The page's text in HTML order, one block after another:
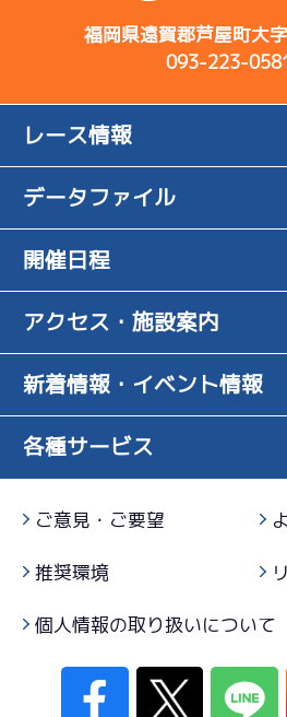
福岡県遠賀郡芦屋町大
093-223-
レース情報
データファイル
開催日程
アクセス・施設案内
新着情報・イベント情報
各種サービス
ご意見・ご要望
推奨環境
個人情報の取り扱いについて